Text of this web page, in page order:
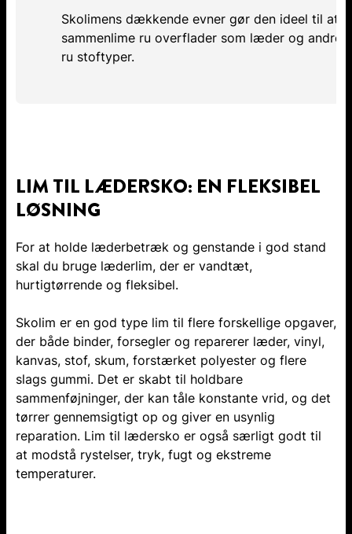
Skolimens dækkende evner gør den ideel til at
sammenlime ru overflader som læder og andre
ru stoftyper.
LIM TIL LÆDERSKO: EN FLEKSIBEL
LØSNING
For at holde læderbetræk og genstande i god stand
skal du bruge læderlim, der er vandtæt,
hurtigtørrende og fleksibel.
Skolim er en god type lim til flere forskellige opgaver,
der både binder, forsegler og reparerer læder, vinyl,
kanvas, stof, skum, forstærket polyester og flere
slags gummi. Det er skabt til holdbare
sammenføjninger, der kan tåle konstante vrid, og det
tørrer gennemsigtigt op og giver en usynlig
reparation. Lim til lædersko er også særligt godt til
at modstå rystelser, tryk, fugt og ekstreme
temperaturer.